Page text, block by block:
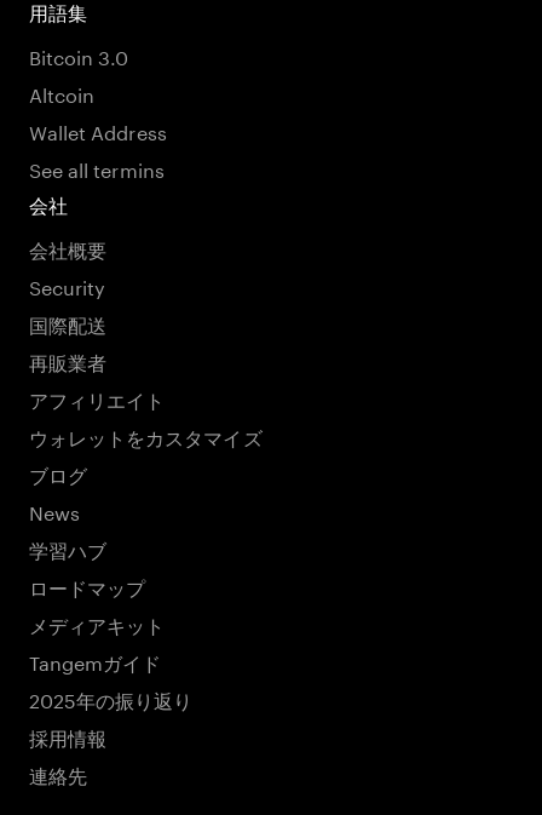
用語集
Bitcoin 3.0
Altcoin
Wallet Address
See all termins
会社
会社概要
Security
国際配送
再販業者
アフィリエイト
ウォレットをカスタマイズ
ブログ
News
学習ハブ
ロードマップ
メディアキット
Tangemガイド
2025年の振り返り
採用情報
連絡先